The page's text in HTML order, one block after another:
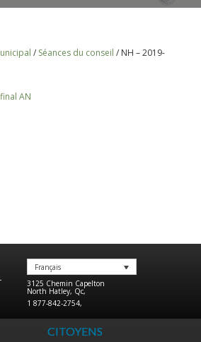
/ Séances du conseil / NH – 2019-
AN
Français
3125 Chemin Capelton
North Hatley, Qc,
1 877-842-2754,
CITOYENS